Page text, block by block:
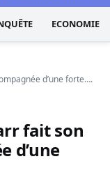
ECONOMIE
d’une forte….
fait son
d’une